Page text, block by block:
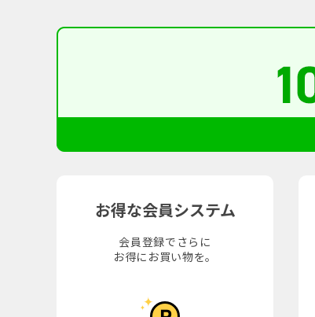
お得な会員システム
会員登録でさらに
お得にお買い物を。